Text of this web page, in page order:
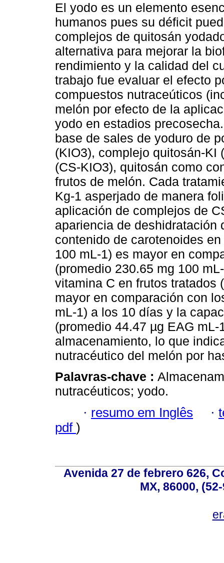
El yodo es un elemento
humanos pues su déficit
complejos de quitosán
alternativa para mejorar la
rendimiento y la calidad del
trabajo fue evaluar el efecto
compuestos nutraceúticos
melón por efecto de la
yodo en estadios
base de sales de yoduro de
(KIO3), complejo quitosán-KI
(CS-KIO3), quitosán como
frutos de melón. Cada
Kg-1 asperjado de manera
aplicación de complejos de
apariencia de deshidratación
contenido de carotenoides
100 mL-1) es mayor en
(promedio 230.65 mg 100
vitamina C en frutos tratados
mayor en comparación con
mL-1) a los 10 días y la
(promedio 44.47 µg EAG
almacenamiento, lo que
nutracéutico del melón por
Palavras-chave :
nutracéuticos; yodo.
· resumo em Inglês ·
pdf )
Avenida 27 de febrero 626,
MX, 86000,